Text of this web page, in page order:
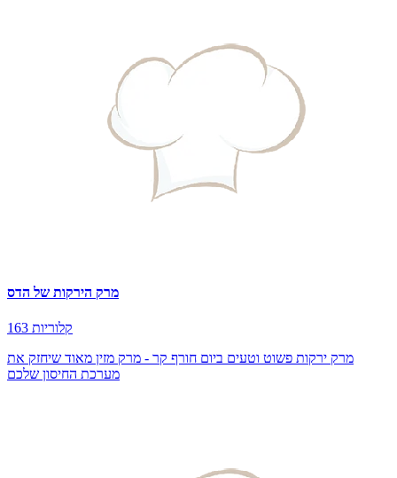
מרק הירקות של הדס
163 קלוריות
מרק ירקות פשוט וטעים ביום חורף קר - מרק מזין מאוד שיחזק את
מערכת החיסון שלכם